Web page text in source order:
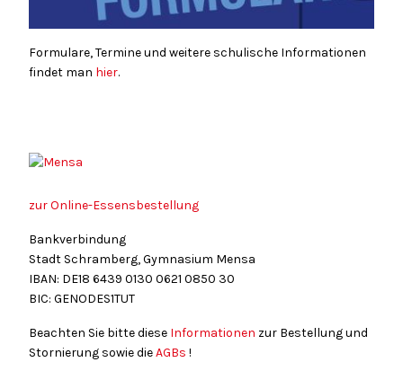
Formulare, Termine und weitere schulische Informationen
findet man hier.
zur Online-Essensbestellung
Bankverbindung
Stadt Schramberg, Gymnasium Mensa
IBAN: DE18 6439 0130 0621 0850 30
BIC: GENODES1TUT
Beachten Sie bitte diese Informationen zur Bestellung und
Stornierung sowie dieAGBs !